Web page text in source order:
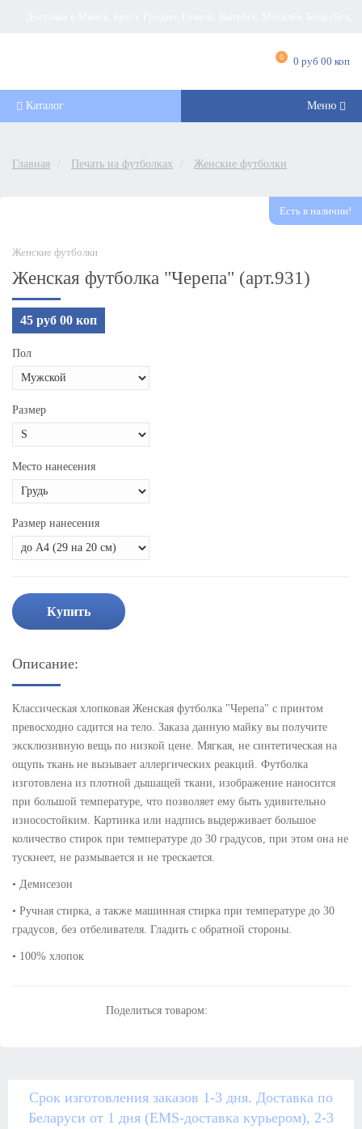
Барановичи, Новополоцк, Пинск, Борисов, Мозырь, Полоцк, Слоним, Лида,
0 0 руб 00 коп
Каталог Меню
Главная Печать на футболках Женские футболки
Есть в наличии!
Женские футболки
Женская футболка "Черепа" (арт.931)
45 руб 00 коп
Пол
Размер
Место нанесения
Размер нанесения
Купить
Описание:
Классическая хлопковая Женская футболка "Черепа" с принтом
превосходно садится на тело. Заказа данную майку вы получите
эксклюзивную вещь по низкой цене. Мягкая, не синтетическая на
ощупь ткань не вызывает аллергических реакций. Футболка
изготовлена из плотной дышащей ткани, изображение наносится
при большой температуре, что позволяет ему быть удивительно
износостойким. Картинка или надпись выдерживает большое
количество стирок при температуре до 30 градусов, при этом она не
тускнеет, не размывается и не трескается.
• Демисезон
• Ручная стирка, а также машинная стирка при температуре до 30
градусов, без отбеливателя. Гладить с обратной стороны.
• 100% хлопок
Поделиться товаром:
Срок изготовления заказов 1-3 дня. Доставка по
Беларуси от 1 дня (EMS-доставка курьером), 2-3